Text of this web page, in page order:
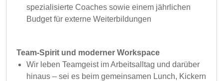
spezialisierte Coaches sowie einem jährlichen
Budget für externe Weiterbildungen
Team-Spirit und moderner Workspace
Wir leben Teamgeist im Arbeitsalltag und darüber
hinaus – sei es beim gemeinsamen Lunch, Kickern